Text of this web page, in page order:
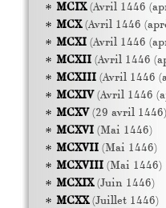
MCIX(Avril 1446
MCX(Avril 1446
MCXI(Avril 1446
MCXII(Avril 1446
MCXIII(Avril 1446
MCXIV(Avril 1446
MCXV(29 avril 1446)
MCXVI(Mai 1446)
MCXVII(Mai 1446)
MCXVIII(Mai 1446)
MCXIX(Juin 1446)
MCXX(Juillet 1446)